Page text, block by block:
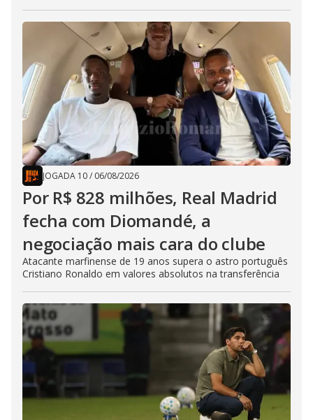
JOGADA 10/ 06/08/2026
Por R$ 828 milhões, Real Madrid
fecha com Diomandé, a
negociação mais cara do clube
Atacante marfinense de 19 anos supera o astro português
Cristiano Ronaldo em valores absolutos na transferência